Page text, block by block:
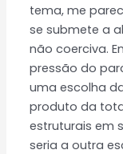
tema, me
se submete a
não coerciva.
pressão do
uma escolha
produto da
estruturais em
seria a outra